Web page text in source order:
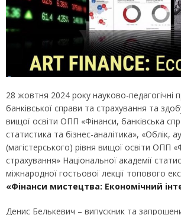
28 жовтня 2024 року науково-педагогічні
банківської справи та страхування та
вищої освіти ОПП «Фінанси, банківська
статистика та бізнес-аналітика», «Облік,
(магістерського) рівня вищої освіти ОПП
страхування» Національної академії
міжнародної гостьової лекції топового
«Фінанси мистецтва: Економічний
Денис Белькевич – випускник та